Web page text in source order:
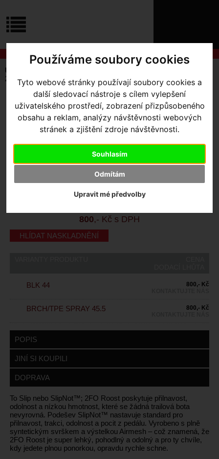
Používáme soubory cookies
Tyto webové stránky používají soubory cookies a
další sledovací nástroje s cílem vylepšení
uživatelského prostředí, zobrazení přizpůsobeného
obsahu a reklam, analýzy návštěvnosti webových
stránek a zjištění zdroje návštěvnosti.
Souhlasím
Odmítám
Upravit mé předvolby
NÁKUPU
SLUŽBY
ZTRATILI
Úvodní strana
2FO method MTB SHOE
2FO METHOD MTB SHOE-
BLK 44
Výrobce:
Specialized
61623-6244
Skladem:
Ne
kontaktujte nás
800,- Kč s DPH
HLÍDAT NASKLADNĚNÍ
BLK 44
800,- Kč
BRCH/TPE SPRAY 45.5
800,- Kč
POPIS
JINÍ SI KOUPILI
DOPRAVA
To Slip nebo SlipNot™; 2FO Roost poskytuje přilnavost,
odolnost a nízkou hmotnost, které se žádná trailová bota
nevyrovná. Podešev SlipNot™ nastavuje standard pro
přilnavost, trakci, odolnost a pocit z pedálu. Vyrobeno s plně
syntetickým svrškem a výstelkou Airmesh – což znamená, že
2FO Roost je super lehký, pohodlný a odolný a pro ty chvíle,
kdy jedete plnou ponorkou, opravdu rychle schne.